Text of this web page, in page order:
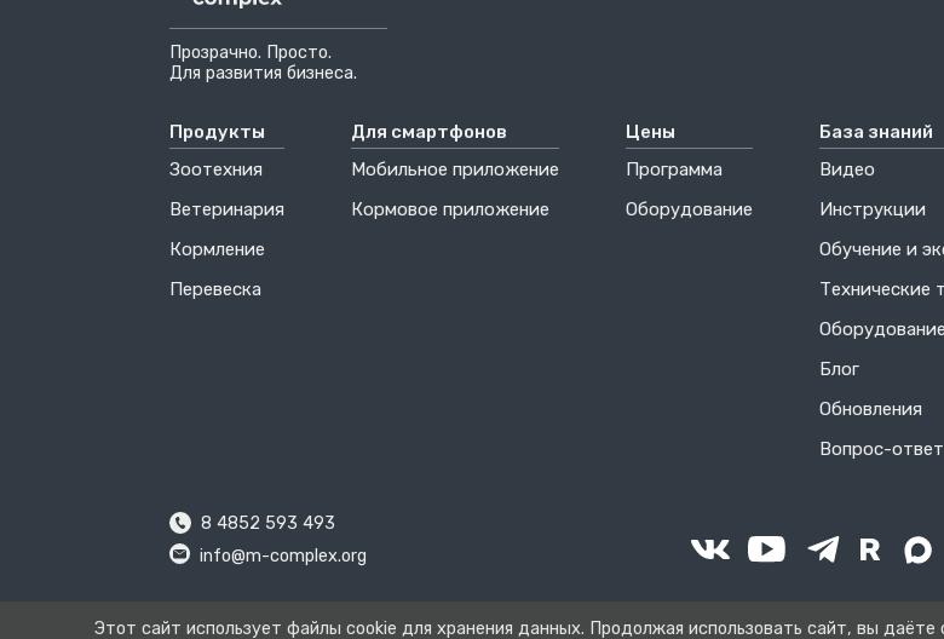
Прозрачно. Просто.
Для развития бизнеса.
Продукты
Зоотехния
Ветеринария
Кормление
Перевеска
Для смартфонов
Мобильное приложение
Кормовое приложение
Цены
Программа
Оборудование
База знаний
Видео
Инструкции
Обучение и
Технические
Блог
Обновления
Вопрос-ответ
8 4852 593 493
info@m-complex.org
Этот сайт использует файлы cookie для хранения данных. Продолжая использовать сайт, вы даёте